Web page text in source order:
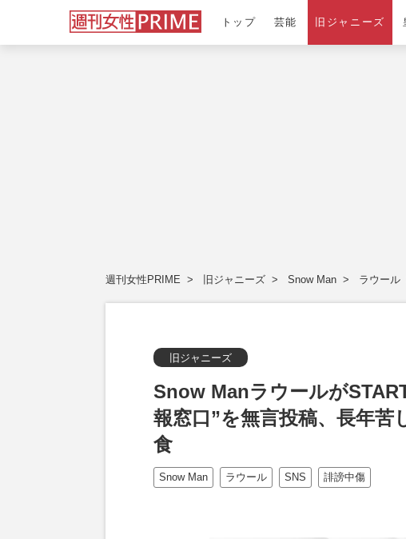
トップ 芸能 旧ジャニーズ
週刊女性PRIME 旧ジャニーズ Snow Man ラウール
旧ジャニーズ
Snow Manラウールが
報窓口”を無言投稿、長年
食
Snow Man ラウール SNS 誹謗中傷